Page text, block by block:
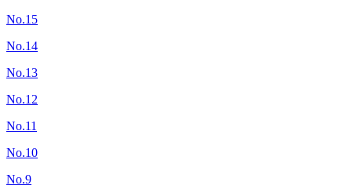
No.15
No.14
No.13
No.12
No.11
No.10
No.9